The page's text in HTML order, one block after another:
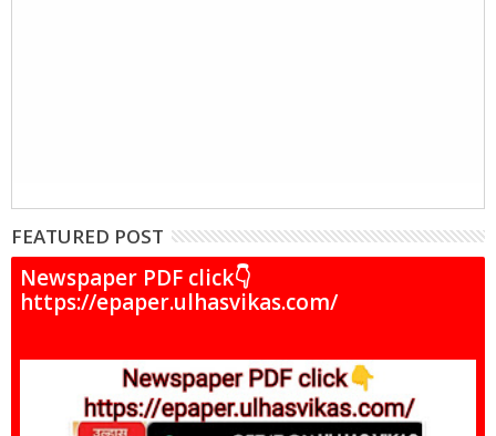
FEATURED POST
Newspaper PDF click👇
https://epaper.ulhasvikas.com/